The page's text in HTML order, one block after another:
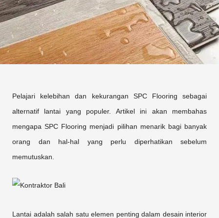
Pelajari kelebihan dan kekurangan SPC Flooring sebagai
alternatif lantai yang populer. Artikel ini akan membahas
mengapa SPC Flooring menjadi pilihan menarik bagi banyak
orang dan hal-hal yang perlu diperhatikan sebelum
memutuskan.
Lantai adalah salah satu elemen penting dalam desain interior